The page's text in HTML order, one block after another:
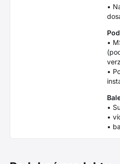
•
•
•
•
•
•